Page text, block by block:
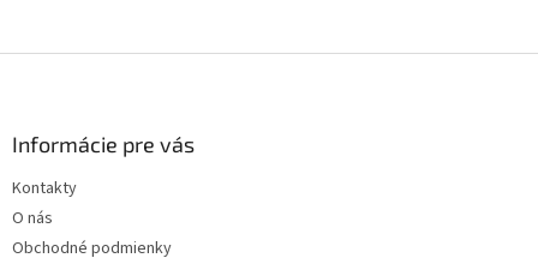
Informácie pre vás
Kontakty
O nás
Obchodné podmienky